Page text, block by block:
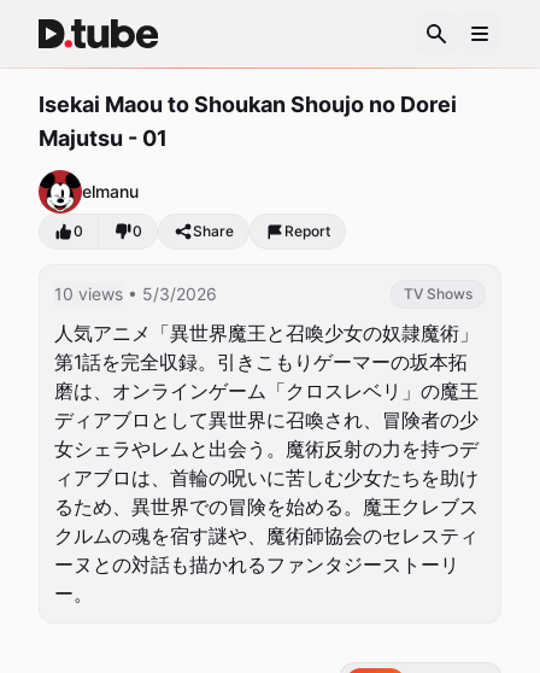
Isekai Maou to Shoukan Shoujo no Dorei
Majutsu - 01
elmanu
0 0 Share Report
10 views • 5/3/2026 TV Shows
人気アニメ「異世界魔王と召喚少女の奴隷魔術」
第1話を完全収録。引きこもりゲーマーの坂本拓
磨は、オンラインゲーム「クロスレベリ」の魔王
ディアブロとして異世界に召喚され、冒険者の少
女シェラやレムと出会う。魔術反射の力を持つデ
ィアブロは、首輪の呪いに苦しむ少女たちを助け
るため、異世界での冒険を始める。魔王クレブス
クルムの魂を宿す謎や、魔術師協会のセレスティ
ーヌとの対話も描かれるファンタジーストーリ
ー。